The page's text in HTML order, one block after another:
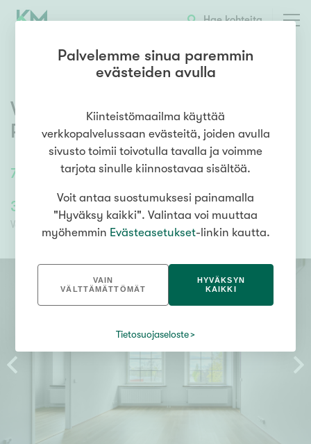
Hae kohteita
79 79m² 3H, KT, S
Väinö Valveen katu 1 B 15
Rakuunamäki,Lappeenranta
331 800,00 €
Velaton hinta
331 800,00 €
Palvelemme sinua paremmin
evästeiden avulla
Kiinteistömaailma käyttää
verkkopalvelussaan evästeitä, joiden avulla
sivusto toimii toivotulla tavalla ja voimme
tarjota sinulle kiinnostavaa sisältöä.
Voit antaa suostumuksesi painamalla
"Hyväksy kaikki". Valintaa voi muuttaa
myöhemmin Evästeasetukset-linkin kautta.
VAIN
VÄLTTÄMÄTTÖMÄT
HYVÄKSYN
KAIKKI
Tietosuojaseloste